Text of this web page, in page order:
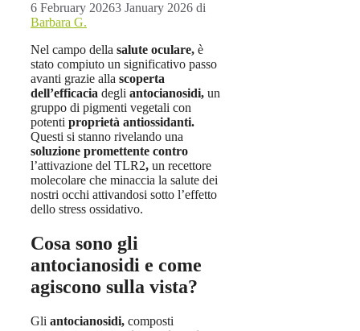
6 February 20263 January 2026 di
Barbara G.
Nel campo della salute oculare, è
stato compiuto un significativo passo
avanti grazie alla scoperta
dell’efficacia degli antocianosidi, un
gruppo di pigmenti vegetali con
potenti proprietà antiossidanti.
Questi si stanno rivelando una
soluzione promettente contro
l’attivazione del TLR2, un recettore
molecolare che minaccia la salute dei
nostri occhi attivandosi sotto l’effetto
dello stress ossidativo.
Cosa sono gli
antocianosidi e come
agiscono sulla vista?
Gli antocianosidi, composti